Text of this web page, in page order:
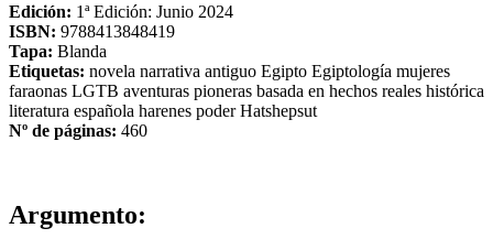
Edición: 1ª Edición: Junio 2024
ISBN: 9788413848419
Tapa: Blanda
Etiquetas: novela narrativa antiguo Egipto Egiptología mujeres
faraonas LGTB aventuras pioneras basada en hechos reales histórica
literatura española harenes poderHatshepsut
Nº de páginas: 460
Argumento: